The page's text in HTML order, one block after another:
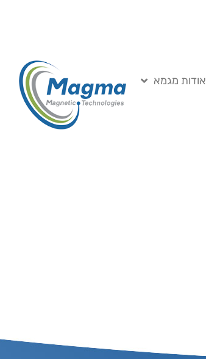
אודות מגמא